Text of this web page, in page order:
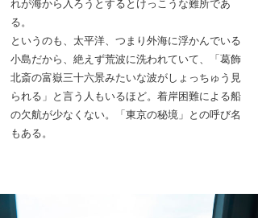
れが海から入ろうとするとけっこうな難所であ
る。
というのも、太平洋、つまり外海に浮かんでいる
小島だから、絶えず荒波に洗われていて、「葛飾
北斎の富嶽三十六景みたいな波がしょっちゅう見
られる」と言う人もいるほど。着岸困難による船
の欠航が少なくない。「東京の秘境」との呼び名
もある。